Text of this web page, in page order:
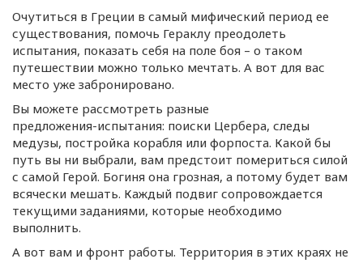
Очутиться в Греции в самый мифический период ее
существования, помочь Гераклу преодолеть
испытания, показать себя на поле боя – о таком
путешествии можно только мечтать. А вот для вас
место уже забронировано.
Вы можете рассмотреть разные
предложения-испытания: поиски Цербера, следы
медузы, постройка корабля или форпоста. Какой бы
путь вы ни выбрали, вам предстоит помериться силой
с самой Герой. Богиня она грозная, а потому будет вам
всячески мешать. Каждый подвиг сопровождается
текущими заданиями, которые необходимо
выполнить.
А вот вам и фронт работы. Территория в этих краях не